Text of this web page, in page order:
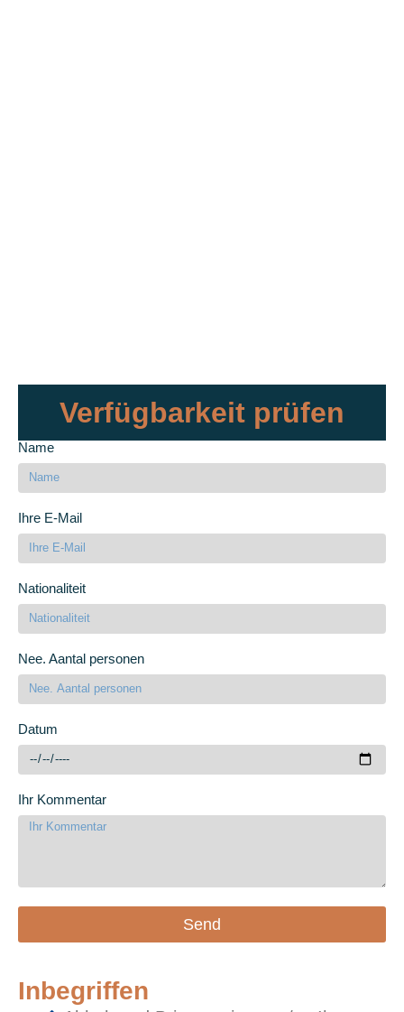
Verfügbarkeit prüfen
Name
Ihre E-Mail
Nationaliteit
Nee. Aantal personen
Datum
Ihr Kommentar
Send
Inbegriffen